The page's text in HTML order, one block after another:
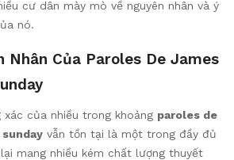
cư dân mày mò về nguyên nhân và ý
nó.
Nhân Của Paroles De James
xác của nhiều trong khoảng paroles de
vẫn tồn tại là một trong đầy đủ
mang nhiều kém chất lượng thuyết